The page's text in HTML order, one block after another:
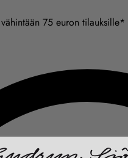
75 euron